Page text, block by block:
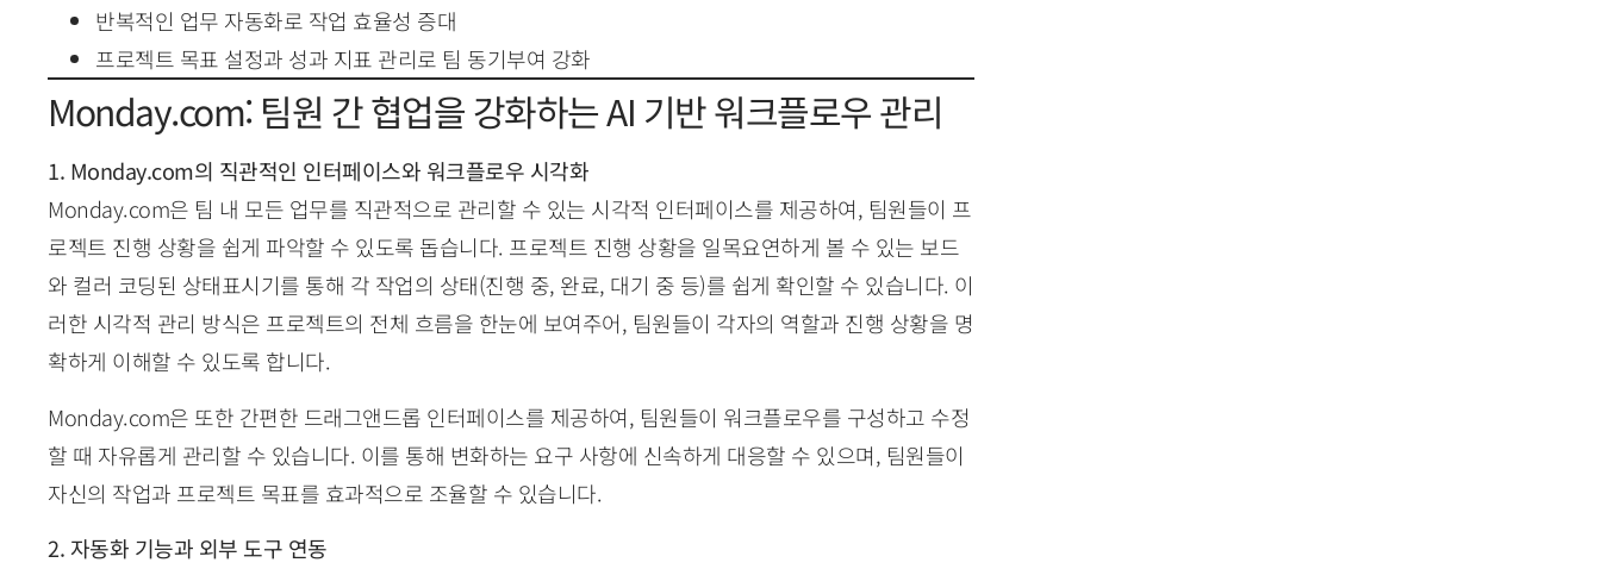
반복적인 업무 자동화로 작업 효율성 증대
프로젝트 목표 설정과 성과 지표 관리로 팀 동기부여 강화
Monday.com: 팀원 간 협업을 강화하는 AI 기반 워크플로우 관리
1. Monday.com의 직관적인 인터페이스와 워크플로우 시각화
Monday.com은 팀 내 모든 업무를 직관적으로 관리할 수 있는 시각적 인터페이스를 제공하여, 팀원들이 프
로젝트 진행 상황을 쉽게 파악할 수 있도록 돕습니다. 프로젝트 진행 상황을 일목요연하게 볼 수 있는 보드
와 컬러 코딩된 상태표시기를 통해 각 작업의 상태(진행 중, 완료, 대기 중 등)를 쉽게 확인할 수 있습니다. 이
러한 시각적 관리 방식은 프로젝트의 전체 흐름을 한눈에 보여주어, 팀원들이 각자의 역할과 진행 상황을 명
확하게 이해할 수 있도록 합니다.
Monday.com은 또한 간편한 드래그앤드롭 인터페이스를 제공하여, 팀원들이 워크플로우를 구성하고 수정
할 때 자유롭게 관리할 수 있습니다. 이를 통해 변화하는 요구 사항에 신속하게 대응할 수 있으며, 팀원들이
자신의 작업과 프로젝트 목표를 효과적으로 조율할 수 있습니다.
2. 자동화 기능과 외부 도구 연동